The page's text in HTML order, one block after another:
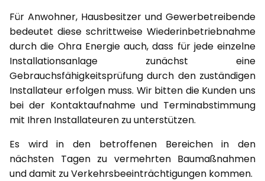
Für Anwohner, Hausbesitzer und Gewerbetreibende
bedeutet diese schrittweise Wiederinbetriebnahme
durch die Ohra Energie auch, dass für jede einzelne
Installationsanlage zunächst eine
Gebrauchsfähigkeitsprüfung durch den zuständigen
Installateur erfolgen muss. Wir bitten die Kunden uns
bei der Kontaktaufnahme und Terminabstimmung
mit Ihren Installateuren zu unterstützen.
Es wird in den betroffenen Bereichen in den
nächsten Tagen zu vermehrten Baumaßnahmen
und damit zu Verkehrsbeeinträchtigungen kommen.